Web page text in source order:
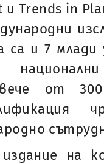
Trends in
са и 7 млади
от
на